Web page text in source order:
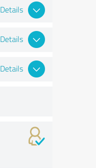
Details
Details
Details